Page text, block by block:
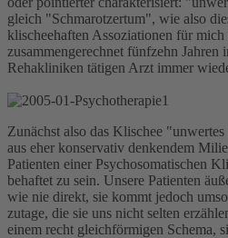
gleich "Schmarotzertum", wie also
klischeehaften Assoziationen für mich
zusammengerechnet fünfzehn Jahren
Rehakliniken tätigen Arzt immer
Zunächst also das Klischee
aus eher konservativ denkendem
Patienten einer Psychosomatischen
behaftet zu sein. Unsere Patienten
wie nie direkt, sie kommt jedoch
zutage, die sie uns nicht selten
einem recht gleichförmigen Schema,